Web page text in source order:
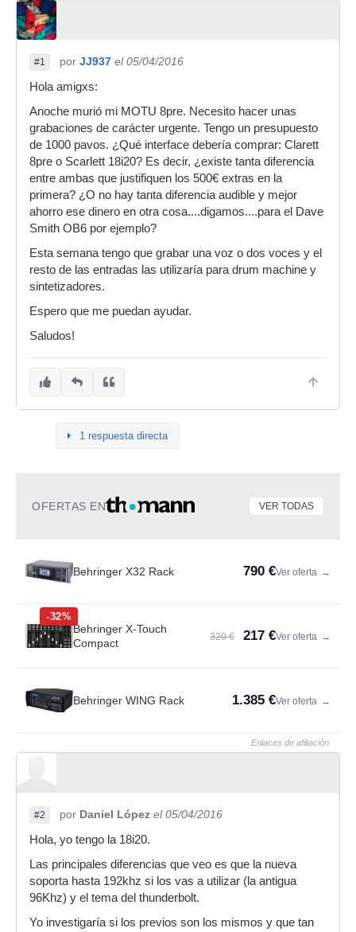
#1 por JJ937 el 05/04/2016
Hola amigxs:
Anoche murió mi MOTU 8pre. Necesito hacer unas
grabaciones de carácter urgente. Tengo un presupuesto
de 1000 pavos. ¿Qué interface debería comprar: Clarett
8pre o Scarlett 18i20? Es decir, ¿existe tanta diferencia
entre ambas que justifiquen los 500€ extras en la
primera? ¿O no hay tanta diferencia audible y mejor
ahorro ese dinero en otra cosa....digamos....para el Dave
Smith OB6 por ejemplo?
Esta semana tengo que grabar una voz o dos voces y el
resto de las entradas las utilizaría para drum machine y
sintetizadores.
Espero que me puedan ayudar.
Saludos!
1 respuesta directa
OFERTAS EN VER TODAS
Behringer X32 Rack 790 €Ver oferta →
-32%
Behringer X-Touch
Compact
320 € 217 €Ver oferta →
Behringer WING Rack 1.385 €Ver oferta →
Enlaces de afiliación
#2 por Daniel López el 05/04/2016
Hola, yo tengo la 18i20.
Las principales diferencias que veo es que la nueva
soporta hasta 192khz si los vas a utilizar (la antigua
96Khz) y el tema del thunderbolt.
Yo investigaría si los previos son los mismos y que tan